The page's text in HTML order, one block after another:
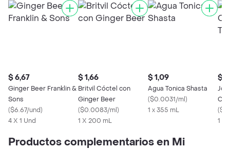
$ 6,67
Ginger Beer Franklin &
Sons
($6.67/und)
4 X 1 Und
$ 1,66
Britvil Cóctel con
Ginger Beer
($0.0083/ml)
1 X 200 mL
$ 1,09
Agua Tonica Shasta
($0.0031/ml)
1 x 355 mL
$
(
1 x
Productos complementarios en Mi